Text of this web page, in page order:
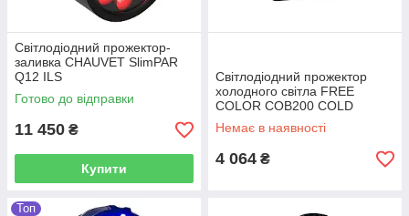
Світлодіодний прожектор-
заливка CHAUVET SlimPAR
Q12 ILS
Готово до відправки
11 450 ₴
Купити
Світлодіодний прожектор
холодного світла FREE
COLOR COB200 COLD
WHITE
Немає в наявності
4 064 ₴
Топ